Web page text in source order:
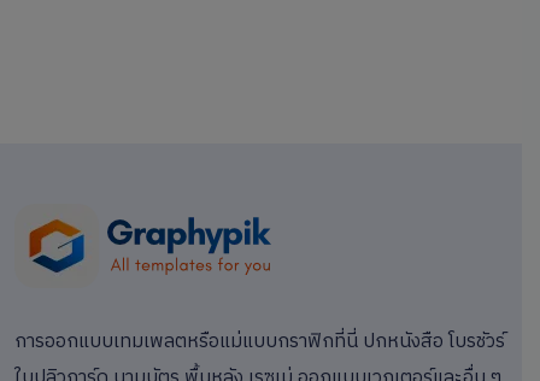
การออกแบบเทมเพลตหรือแม่แบบกราฟิกที่นี่ ปกหนังสือ โบรชัวร์